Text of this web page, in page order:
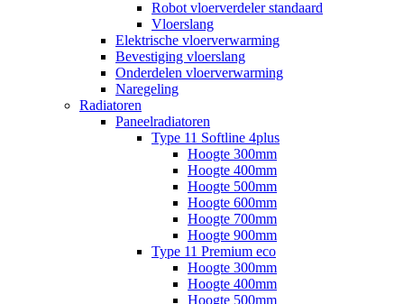
Robot vloerverdeler standaard
Vloerslang
Elektrische vloerverwarming
Bevestiging vloerslang
Onderdelen vloerverwarming
Naregeling
Radiatoren
Paneelradiatoren
Type 11 Softline 4plus
Hoogte 300mm
Hoogte 400mm
Hoogte 500mm
Hoogte 600mm
Hoogte 700mm
Hoogte 900mm
Type 11 Premium eco
Hoogte 300mm
Hoogte 400mm
Hoogte 500mm